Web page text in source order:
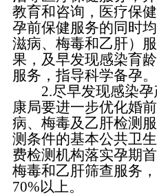
教育和咨询，医疗保
孕前保健服务的同时
滋病、梅毒和乙肝）
果，及早发现感染育
服务，指导科学备孕。
2.尽早发现感染孕
康局要进一步优化婚
病、梅毒及乙肝检测
测条件的基本公共卫
费检测机构落实孕期
梅毒和乙肝筛查服务
70%以上。